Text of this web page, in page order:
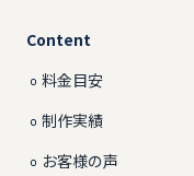
Content
料金目安
制作実績
お客様の声